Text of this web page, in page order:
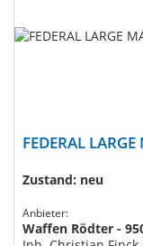
FEDERAL
Zustand: neu
Anbieter:
Waffen Rödter -